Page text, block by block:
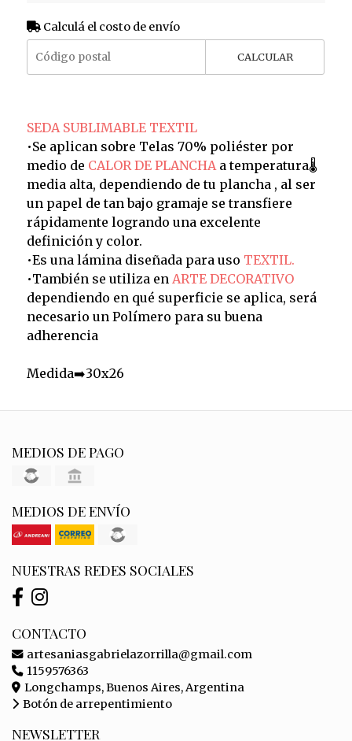
Calculá el costo de envío
CALCULAR
SEDA SUBLIMABLE TEXTIL
•Se aplican sobre Telas 70% poliéster por
medio de CALOR DE PLANCHA a temperatura🌡️
media alta, dependiendo de tu plancha , al ser
un papel de tan bajo gramaje se transfiere
rápidamente logrando una excelente
definición y color.
•Es una lámina diseñada para uso TEXTIL.
•También se utiliza en ARTE DECORATIVO
dependiendo en qué superficie se aplica, será
necesario un Polímero para su buena
adherencia
Medida➡️30x26
MEDIOS DE PAGO
MEDIOS DE ENVÍO
NUESTRAS REDES SOCIALES
CONTACTO
artesaniasgabrielazorrilla@gmail.com
1159576363
Longchamps, Buenos Aires, Argentina
Botón de arrepentimiento
NEWSLETTER